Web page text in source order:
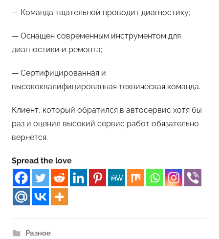
— Команда тщательной проводит диагностику;
— Оснащен современным инструментом для
диагностики и ремонта;
— Сертифицированная и
высококвалифицированная техническая команда.
Клиент, который обратился в автосервис хотя бы
раз и оценил высокий сервис работ обязательно
вернется.
Spread the love
Разное